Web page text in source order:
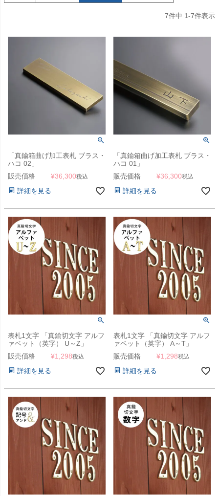
7件中 1-7件表示
「真鍮箱曲げ加工表札 ブラス・
ハコ 02」
販売価格
¥36,300税込
詳細を見る
「真鍮箱曲げ加工表札 ブラス・
ハコ 01」
販売価格
¥36,300税込
詳細を見る
表札1文字 「真鍮切文字 アルフ
ァベット（英字） U～Z」
販売価格
¥1,298税込
詳細を見る
表札1文字 「真鍮切文字 アルフ
ァベット（英字） A～T」
販売価格
¥1,298税込
詳細を見る